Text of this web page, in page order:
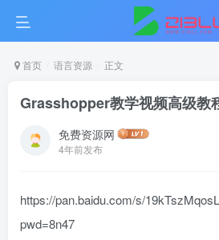
首页 语言资源 正文
Grasshopper教学视频高级教
免费资源网
4年前发布
https://pan.baidu.com/s/
pwd=8n47